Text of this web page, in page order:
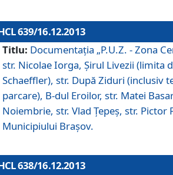
639/16.12.2013
Titlu: Documentaţia „P.U.Z. - Zona
str. Nicolae Iorga, Şirul Livezii (limita
Schaeffler), str. După Ziduri (inclusiv
parcare), B-dul Eroilor, str. Matei
Noiembrie, str. Vlad Ţepeş, str.
Municipiului Braşov.
638/16.12.2013